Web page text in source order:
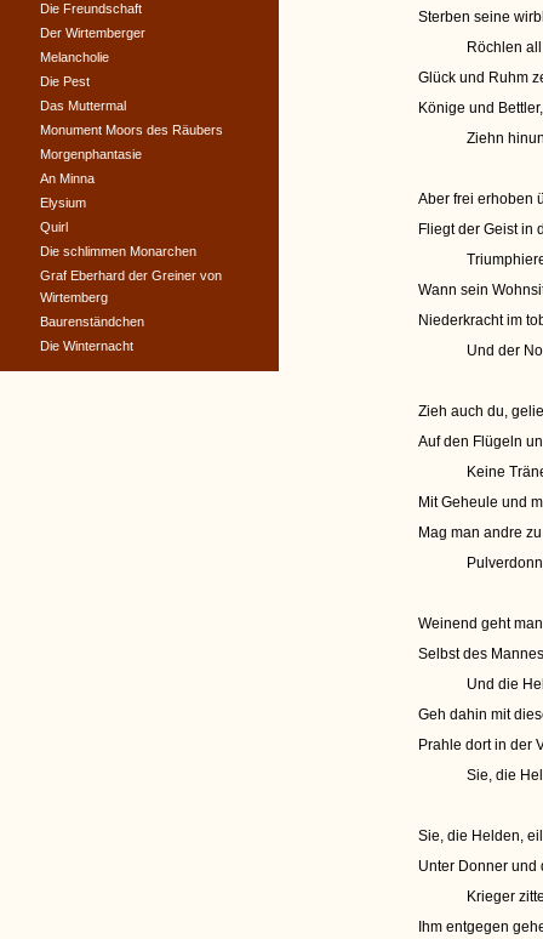
Sterben seine
Röchlen
Glück und Ruhm
Könige und
Ziehn
Aber frei erhoben
Fliegt der Geist in
Wann sein
Niederkracht im
Und der
Zieh auch du,
Auf den Flügeln
Keine
Mit Geheule und
Mag man andre
Weinend geht
Selbst des
Und die
Geh dahin mit
Prahle dort in der
Sie, die
Sie, die Helden,
Unter Donner und
Krieger
Ihm entgegen
Die Freundschaft
Der Wirtemberger
Melancholie
Die Pest
Das Muttermal
Monument Moors des Räubers
Morgenphantasie
An Minna
Elysium
Quirl
Die schlimmen Monarchen
Graf Eberhard der Greiner von
Wirtemberg
Baurenständchen
Die Winternacht